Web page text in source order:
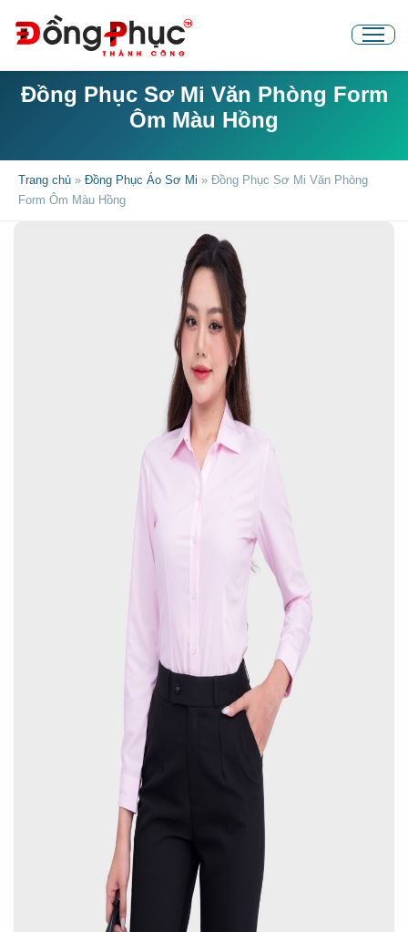
Đồng Phục Sơ Mi Văn Phòng Form
Ôm Màu Hồng
Trang chủ » Đồng Phục Áo Sơ Mi » Đồng Phục Sơ Mi Văn Phòng
Form Ôm Màu Hồng